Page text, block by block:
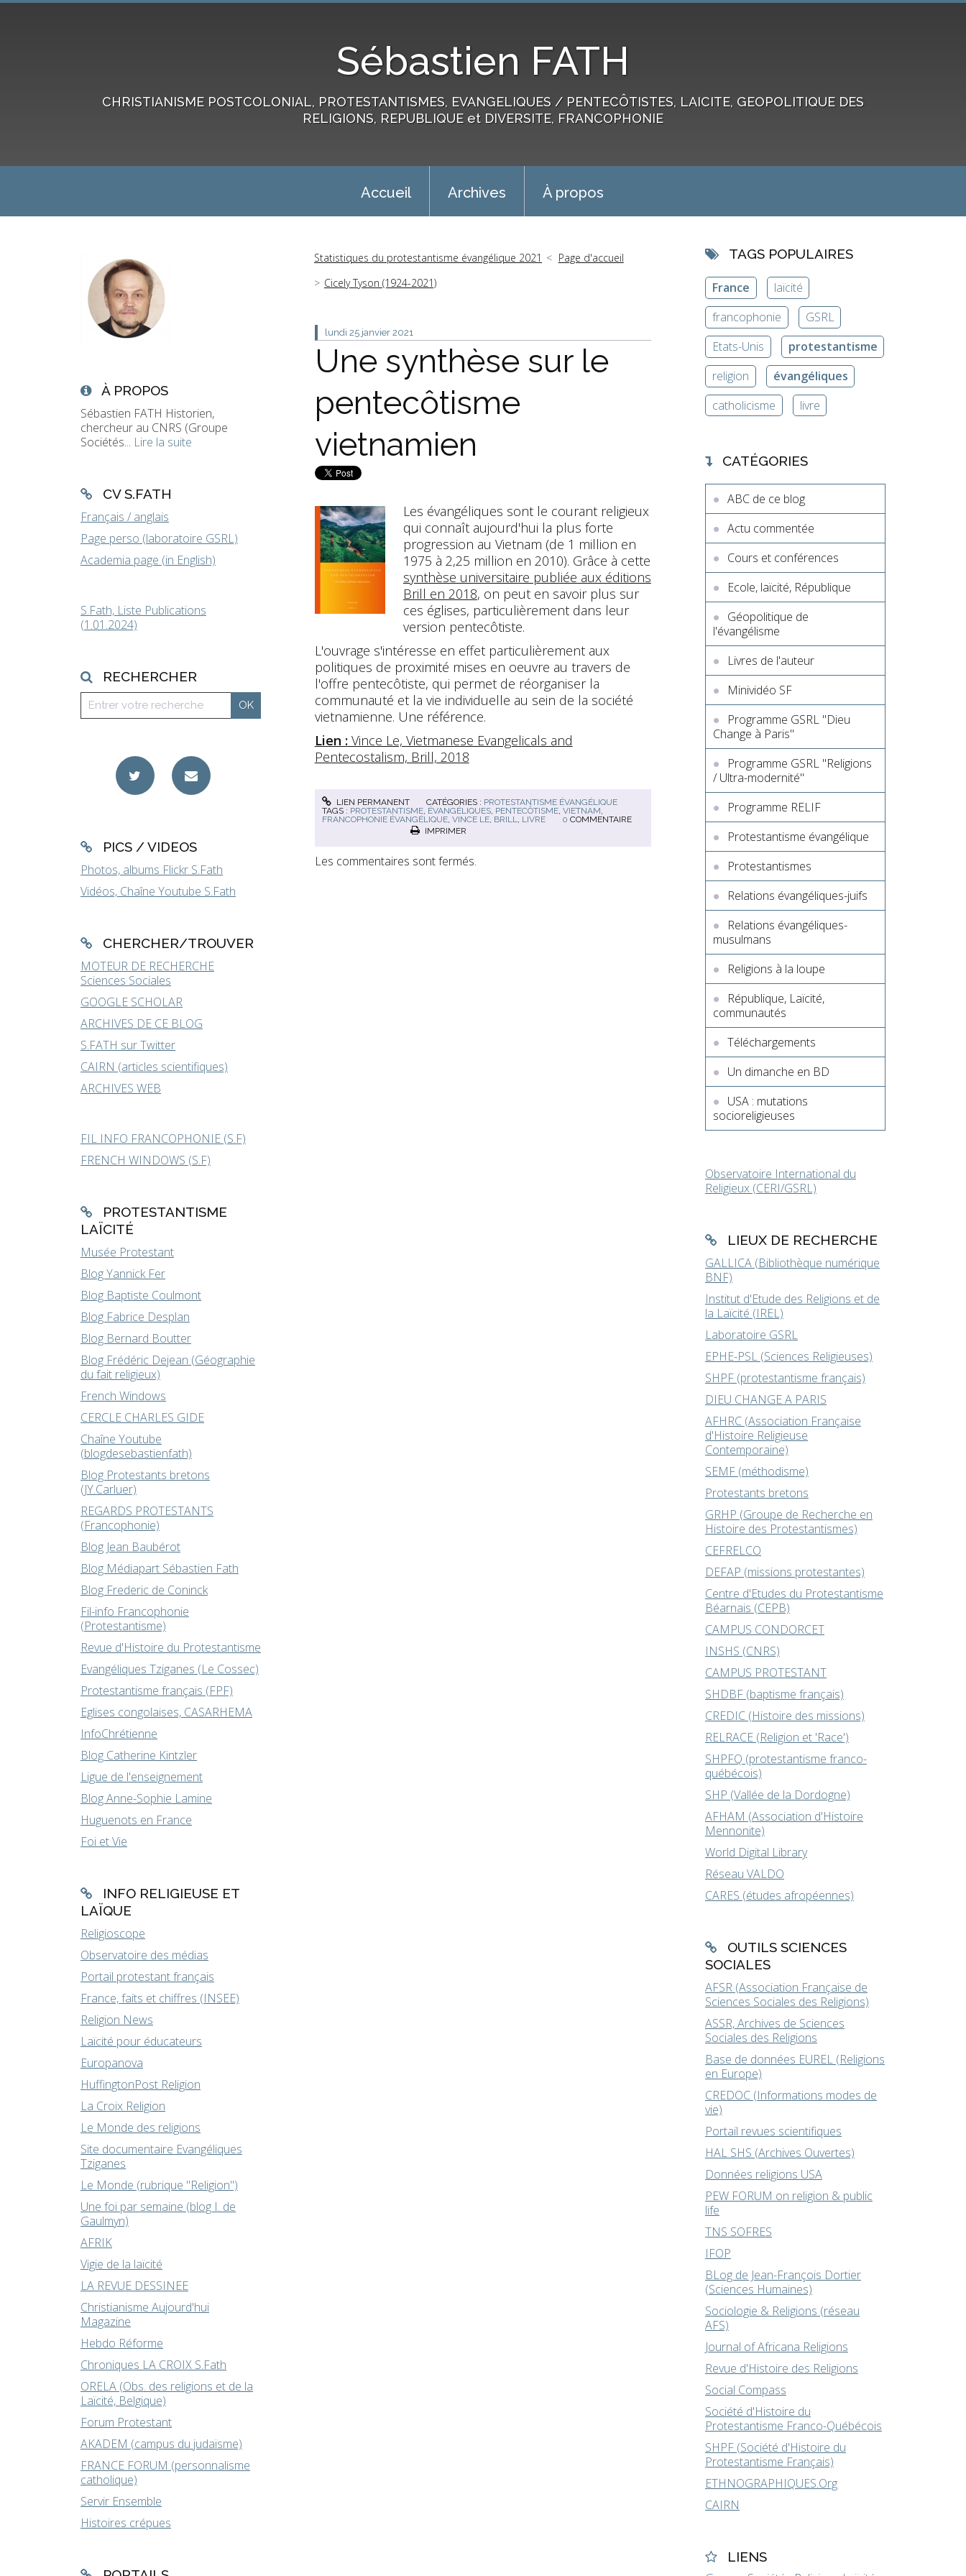
Sébastien FATH
CHRISTIANISME POSTCOLONIAL, PROTESTANTISMES, EVANGELIQUES / PENTECÔTISTES, LAICITE, GEOPOLITIQUE DES
RELIGIONS, REPUBLIQUE et DIVERSITE, FRANCOPHONIE
Accueil Archives À propos
À PROPOS
Sébastien FATH Historien,
chercheur au CNRS (Groupe
Sociétés... Lire la suite
CV S.FATH
Français / anglais
Page perso (laboratoire GSRL)
Academia page (in English)
S.Fath, Liste Publications
(1.01.2024)
RECHERCHER
PICS / VIDEOS
Photos, albums Flickr S.Fath
Vidéos, Chaîne Youtube S.Fath
CHERCHER/TROUVER
MOTEUR DE RECHERCHE
Sciences Sociales
GOOGLE SCHOLAR
ARCHIVES DE CE BLOG
S.FATH sur Twitter
CAIRN (articles scientifiques)
ARCHIVES WEB
FIL INFO FRANCOPHONIE (S.F)
FRENCH WINDOWS (S.F)
PROTESTANTISME
LAÏCITÉ
Musée Protestant
Blog Yannick Fer
Blog Baptiste Coulmont
Blog Fabrice Desplan
Blog Bernard Boutter
Blog Frédéric Dejean (Géographie
du fait religieux)
French Windows
CERCLE CHARLES GIDE
Chaîne Youtube
(blogdesebastienfath)
Blog Protestants bretons
(JY.Carluer)
REGARDS PROTESTANTS
(Francophonie)
Blog Jean Baubérot
Blog Médiapart Sébastien Fath
Blog Frederic de Coninck
Fil-info Francophonie
(Protestantisme)
Revue d'Histoire du Protestantisme
Evangéliques Tziganes (Le Cossec)
Protestantisme français (FPF)
Eglises congolaises, CASARHEMA
InfoChrétienne
Blog Catherine Kintzler
Ligue de l'enseignement
Blog Anne-Sophie Lamine
Huguenots en France
Foi et Vie
INFO RELIGIEUSE ET
LAÏQUE
Religioscope
Observatoire des médias
Portail protestant français
France, faits et chiffres (INSEE)
Religion News
Laïcité pour éducateurs
Europanova
HuffingtonPost Religion
La Croix Religion
Le Monde des religions
Site documentaire Evangéliques
Tziganes
Le Monde (rubrique "Religion")
Une foi par semaine (blog I. de
Gaulmyn)
AFRIK
Vigie de la laïcité
LA REVUE DESSINEE
Christianisme Aujourd'hui
Magazine
Hebdo Réforme
Chroniques LA CROIX S.Fath
ORELA (Obs. des religions et de la
Laïcité, Belgique)
Forum Protestant
AKADEM (campus du judaïsme)
FRANCE FORUM (personnalisme
catholique)
Servir Ensemble
Histoires crépues
Statistiques du protestantisme évangélique 2021
Page d'accueil
Cicely Tyson (1924-2021)
lundi 25 janvier 2021
Une synthèse sur le
pentecôtisme
vietnamien
Les évangéliques sont le courant religieux
qui connaît aujourd'hui la plus forte
progression au Vietnam (de 1 million en
1975 à 2,25 million en 2010). Grâce à cette
synthèse universitaire publiée aux éditions
Brill en 2018, on peut en savoir plus sur
ces églises, particulièrement dans leur
version pentecôtiste.
L'ouvrage s'intéresse en effet particulièrement aux
politiques de proximité mises en oeuvre au travers de
l'offre pentecôtiste, qui permet de réorganiser la
communauté et la vie individuelle au sein de la société
vietnamienne. Une référence.
Lien : Vince Le, Vietmanese Evangelicals and
Pentecostalism, Brill, 2018
LIEN PERMANENT CATÉGORIES : PROTESTANTISME ÉVANGÉLIQUE
TAGS : PROTESTANTISME, ÉVANGÉLIQUES, PENTECÔTISME, VIETNAM
FRANCOPHONIE ÉVANGÉLIQUE, VINCE LE, BRILL LIVRE 0 COMMENTAIRE
IMPRIMER
Les commentaires sont fermés.
TAGS POPULAIRES
France
laïcité
francophonie
GSRL
Etats-Unis
protestantisme
religion
évangéliques
catholicisme
livre
CATÉGORIES
ABC de ce blog
Actu commentée
Cours et conférences
Ecole, laïcité, République
Géopolitique de
l'évangélisme
Livres de l'auteur
Minividéo SF
Programme GSRL "Dieu
Change à Paris"
Programme GSRL "Religions
/ Ultra-modernité"
Programme RELIF
Protestantisme évangélique
Protestantismes
Relations évangéliques-juifs
Relations évangéliques-
musulmans
Religions à la loupe
République, Laïcité,
communautés
Téléchargements
Un dimanche en BD
USA : mutations
socioreligieuses
Observatoire International du
Religieux (CERI/GSRL)
LIEUX DE RECHERCHE
GALLICA (Bibliothèque numérique
BNF)
Institut d'Etude des Religions et de
la Laïcité (IREL)
Laboratoire GSRL
EPHE-PSL (Sciences Religieuses)
SHPF (protestantisme français)
DIEU CHANGE A PARIS
AFHRC (Association Française
d'Histoire Religieuse
Contemporaine)
SEMF (méthodisme)
Protestants bretons
GRHP (Groupe de Recherche en
Histoire des Protestantismes)
CEFRELCO
DEFAP (missions protestantes)
Centre d'Etudes du Protestantisme
Béarnais (CEPB)
CAMPUS CONDORCET
INSHS (CNRS)
CAMPUS PROTESTANT
SHDBF (baptisme français)
CREDIC (Histoire des missions)
RELRACE (Religion et 'Race')
SHPFQ (protestantisme franco-
québécois)
SHP (Vallée de la Dordogne)
AFHAM (Association d'Histoire
Mennonite)
World Digital Library
Réseau VALDO
CARES (études afropéennes)
OUTILS SCIENCES
SOCIALES
AFSR (Association Française de
Sciences Sociales des Religions)
ASSR, Archives de Sciences
Sociales des Religions
Base de données EUREL (Religions
en Europe)
CREDOC (Informations modes de
vie)
Portail revues scientifiques
HAL SHS (Archives Ouvertes)
Données religions USA
PEW FORUM on religion & public
life
TNS SOFRES
IFOP
BLog de Jean-François Dortier
(Sciences Humaines)
Sociologie & Religions (réseau
AFS)
Journal of Africana Religions
Revue d'Histoire des Religions
Social Compass
Société d'Histoire du
Protestantisme Franco-Québécois
SHPF (Société d'Histoire du
Protestantisme Français)
ETHNOGRAPHIQUES.Org
CAIRN
LIENS